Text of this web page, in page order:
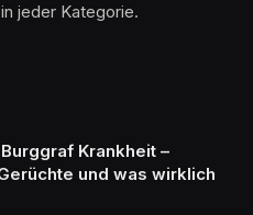
jeder Kategorie.
Krankheit –
und was wirklich